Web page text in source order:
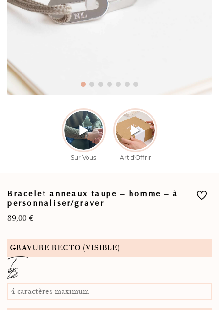
Bracelet anneaux taupe – homme – à
personnaliser/graver
89,00 €
GRAVURE RECTO (VISIBLE)
T
ex
te